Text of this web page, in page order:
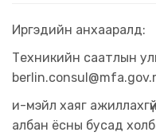
Иргэдийн анхааралд:
Техникийн саатлын
и-мэйл хаяг
албан ёсны бусад